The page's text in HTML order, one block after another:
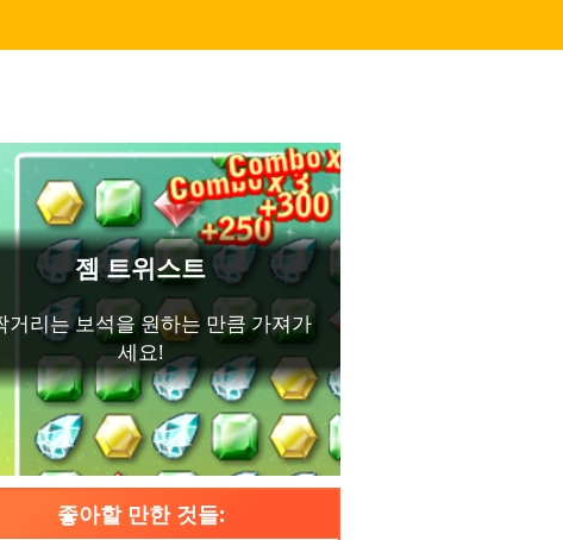
좋아할 만한 것들: